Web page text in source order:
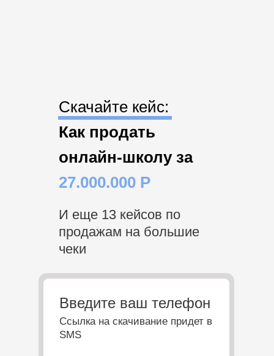
Скачайте кейс:
Как продать
онлайн-школу за
27.000.000 Р
И еще 13 кейсов по
продажам на большие
чеки
Введите ваш телефон
Ссылка на скачивание придет в
SMS